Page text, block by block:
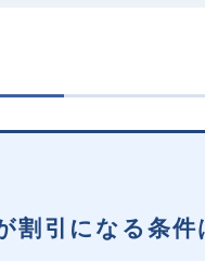
割引になる条件